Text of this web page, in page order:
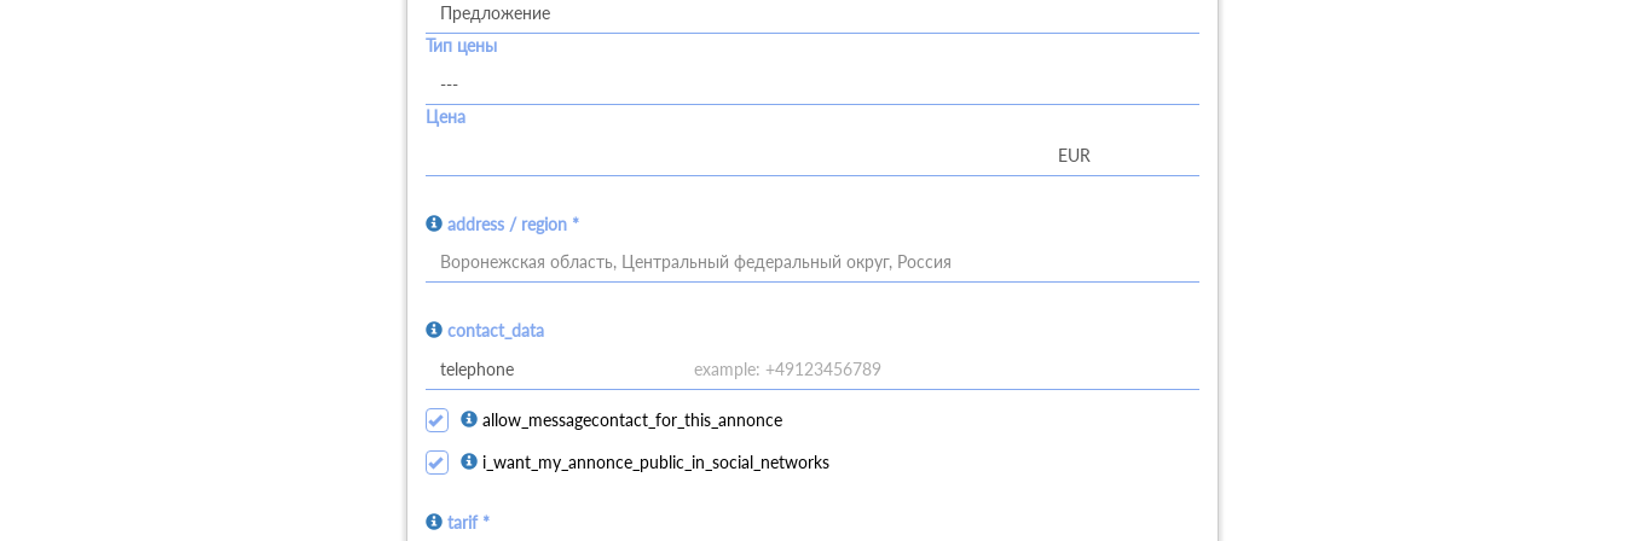
Тип цены
Цена
address / region *
Воронежская область, Центральный федеральный округ, Россия
contact_data
allow_messagecontact_for_this_annonce
i_want_my_annonce_public_in_social_networks
tarif *